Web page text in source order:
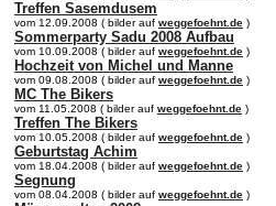
Treffen Sasemdusem
vom 12.09.2008 ( bilder auf weggefoehnt.de )
Sommerparty Sadu 2008 Aufbau
vom 10.09.2008 ( bilder auf weggefoehnt.de )
Hochzeit von Michel und Manne
vom 09.08.2008 ( bilder auf weggefoehnt.de )
MC The Bikers
vom 11.05.2008 ( bilder auf weggefoehnt.de )
Treffen The Bikers
vom 10.05.2008 ( bilder auf weggefoehnt.de )
Geburtstag Achim
vom 18.04.2008 ( bilder auf weggefoehnt.de )
Segnung
vom 08.04.2008 ( bilder auf weggefoehnt.de )